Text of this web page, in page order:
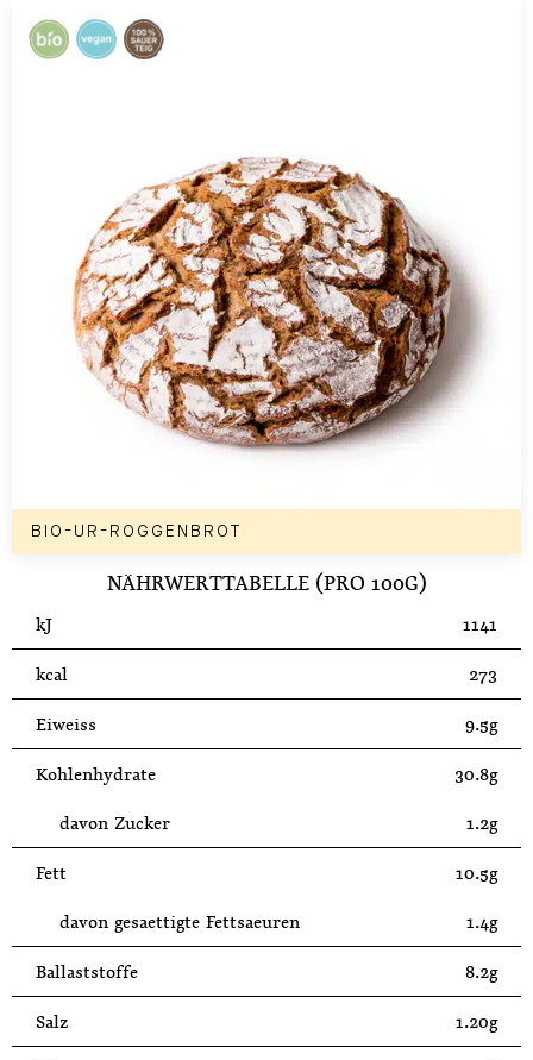
BIO-UR-ROGGENBROT
NÄHRWERTTABELLE (PRO 100G)
kJ 1141
kcal 273
Eiweiss 9.5g
Kohlenhydrate 30.8g
davon Zucker 1.2g
Fett 10.5g
davon gesaettigte Fettsaeuren 1.4g
Ballaststoffe 8.2g
Salz 1.20g